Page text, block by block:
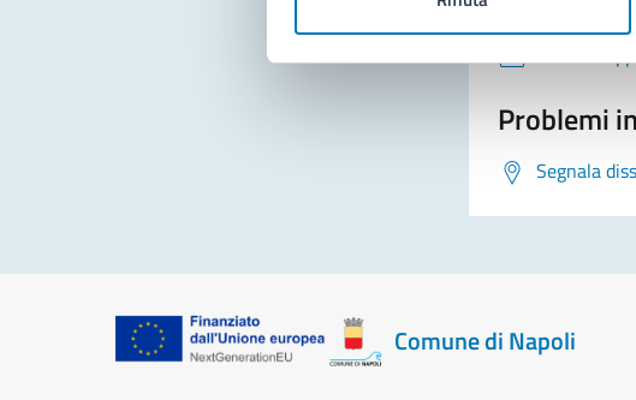
Prenota
Problemi
Segnala
Comune di Napoli